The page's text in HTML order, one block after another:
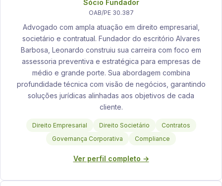
Sócio Fundador
OAB/PE 30.387
Advogado com ampla atuação em direito empresarial,
societário e contratual. Fundador do escritório Alvares
Barbosa, Leonardo construiu sua carreira com foco em
assessoria preventiva e estratégica para empresas de
médio e grande porte. Sua abordagem combina
profundidade técnica com visão de negócios, garantindo
soluções jurídicas alinhadas aos objetivos de cada
cliente.
Direito Empresarial Direito Societário
Contratos
Governança Corporativa
Compliance
Ver perfil completo →